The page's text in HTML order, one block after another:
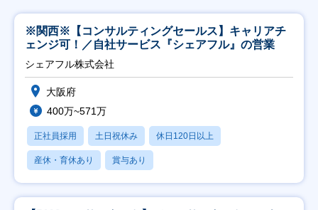
※関西※【コンサルティングセールス】キャリアチ
ェンジ可！／自社サービス『シェアフル』の営業
シェアフル株式会社
大阪府
400万~571万
正社員採用 土日祝休み 休日120日以上
産休・育休あり 賞与あり